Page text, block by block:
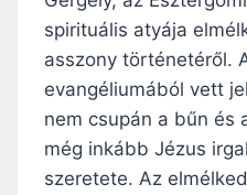
spirituális atyája
asszony történetéről.
evangéliumából vett
nem csupán a bűn és
még inkább Jézus
szeretete. Az